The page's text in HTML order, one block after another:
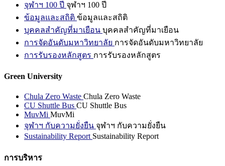
จุฬาฯ 100 ปี จุฬาฯ 100 ปี
ข้อมูลและสถิติ ข้อมูลและสถิติ
บุคคลสำคัญที่มาเยือน บุคคลสำคัญที่มาเยือน
การจัดอันดับมหาวิทยาลัย การจัดอันดับมหาวิทยาลัย
การรับรองหลักสูตร การรับรองหลักสูตร
Green University
Chula Zero Waste Chula Zero Waste
CU Shuttle Bus CU Shuttle Bus
MuvMi MuvMi
จุฬาฯ กับความยั่งยืน จุฬาฯ กับความยั่งยืน
Sustainability Report Sustainability Report
การบริหาร